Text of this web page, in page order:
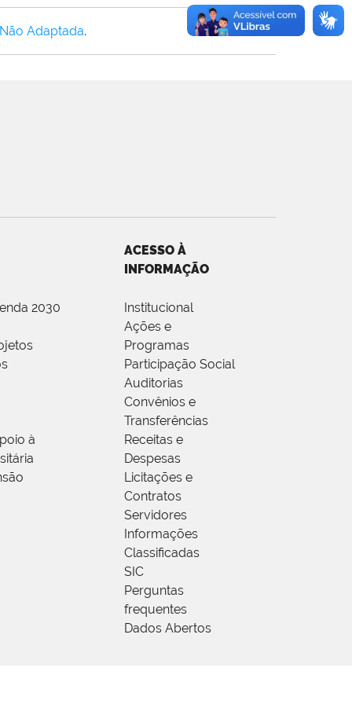
Adaptada.
2030
à
ACESSO À
INFORMAÇÃO
Institucional
Ações e
Programas
Participação Social
Auditorias
Convênios e
Transferências
Receitas e
Despesas
Licitações e
Contratos
Servidores
Informações
Classificadas
SIC
Perguntas
frequentes
Dados Abertos